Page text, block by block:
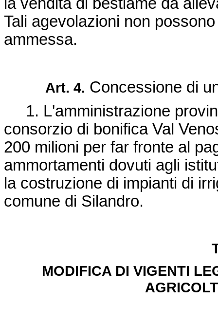
Tali agevolazioni non
ammessa.
Art. 4. Concessione di
1. L'amministrazione
consorzio di bonifica Val
200 milioni per far fronte al
ammortamenti dovuti agli
la costruzione di impianti di
comune di Silandro.
MODIFICA DI VIGENTI